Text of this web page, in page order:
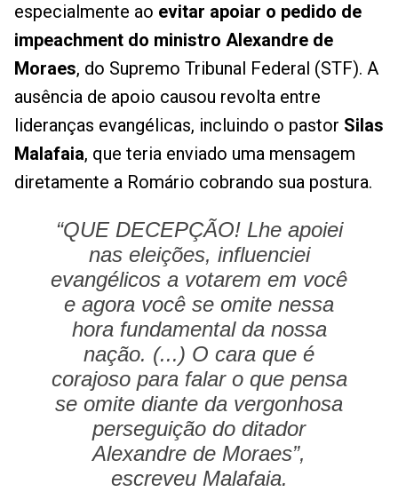
especialmente ao evitar apoiar o pedido de
impeachment do ministro Alexandre de
Moraes, do Supremo Tribunal Federal (STF). A
ausência de apoio causou revolta entre
lideranças evangélicas, incluindo o pastor Silas
Malafaia, que teria enviado uma mensagem
diretamente a Romário cobrando sua postura.
“QUE DECEPÇÃO! Lhe apoiei
nas eleições, influenciei
evangélicos a votarem em você
e agora você se omite nessa
hora fundamental da nossa
nação. (...) O cara que é
corajoso para falar o que pensa
se omite diante da vergonhosa
perseguição do ditador
Alexandre de Moraes”,
escreveu Malafaia.